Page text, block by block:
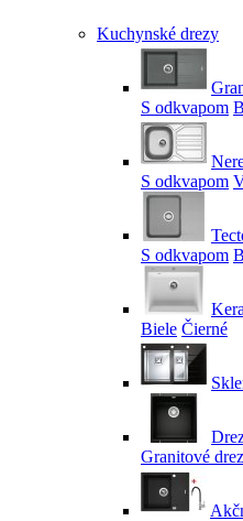
Kuchynské drezy
S odkvapom
S odkvapom
S odkvapom
Biele Čierné
Granitové